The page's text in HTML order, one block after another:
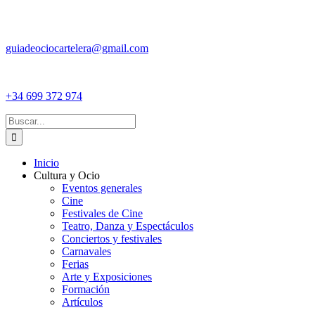
guiadeociocartelera@gmail.com
+34 699 372 974
Buscar:
Inicio
Cultura y Ocio
Eventos generales
Cine
Festivales de Cine
Teatro, Danza y Espectáculos
Conciertos y festivales
Carnavales
Ferias
Arte y Exposiciones
Formación
Artículos